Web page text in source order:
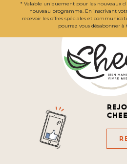
* Valable uniquement pour les nouveaux
nouveau programme. En inscrivant
recevoir les offres spéciales et
pourrez vous désabonner